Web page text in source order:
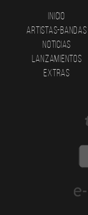
Inicio
Artistas-Bandas
Noticias
Lanzamientos
Extras